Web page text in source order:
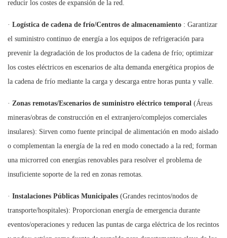
reducir los costes de expansión de la red.
· Logística de cadena de frío/Centros de almacenamiento : Garantizar
el suministro continuo de energía a los equipos de refrigeración para
prevenir la degradación de los productos de la cadena de frío; optimizar
los costes eléctricos en escenarios de alta demanda energética propios de
la cadena de frío mediante la carga y descarga entre horas punta y valle.
· Zonas remotas/Escenarios de suministro eléctrico temporal (Áreas
mineras/obras de construcción en el extranjero/complejos comerciales
insulares): Sirven como fuente principal de alimentación en modo aislado
o complementan la energía de la red en modo conectado a la red; forman
una microrred con energías renovables para resolver el problema de
insuficiente soporte de la red en zonas remotas.
· Instalaciones Públicas Municipales (Grandes recintos/nodos de
transporte/hospitales): Proporcionan energía de emergencia durante
eventos/operaciones y reducen las puntas de carga eléctrica de los recintos